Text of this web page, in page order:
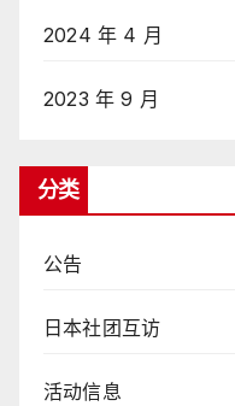
2024 年 4 月
2023 年 9 月
分类
公告
日本社团互访
活动信息